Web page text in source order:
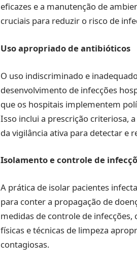
eficazes e a manutenção de
cruciais para reduzir o risco de
Uso apropriado de antibióticos
O uso indiscriminado e
desenvolvimento de infecções
que os hospitais implementem
Isso inclui a prescrição criteriosa,
da vigilância ativa para detectar e
Isolamento e controle de
A prática de isolar pacientes
para conter a propagação de
medidas de controle de
físicas e técnicas de limpeza
contagiosas.